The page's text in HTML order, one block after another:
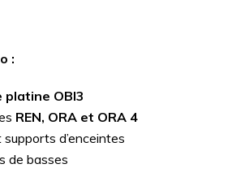
:
platine OBI3
REN, ORA et ORA 4
d’enceintes
de basses